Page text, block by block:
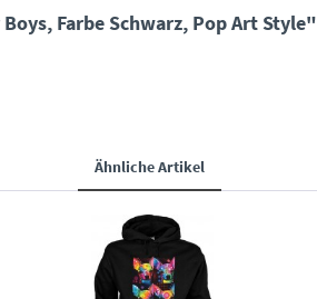
Farbe Schwarz, Pop Art Style"
Ähnliche Artikel